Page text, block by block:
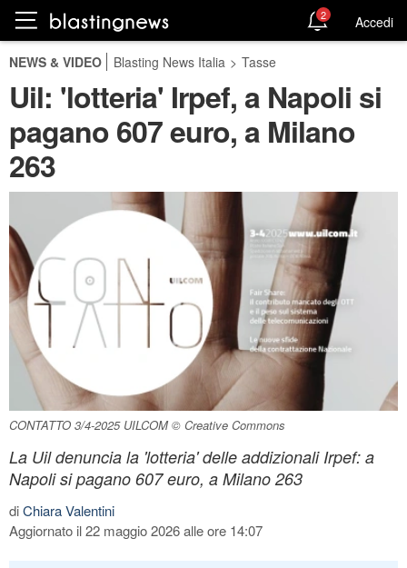
2 Accedi
NEWS & VIDEO Blasting News Italia > Tasse
Uil: 'lotteria' Irpef, a Napoli si
pagano 607 euro, a Milano
263
CONTATTO 3/4-2025 UILCOM © Creative Commons
La Uil denuncia la 'lotteria' delle addizionali Irpef: a
Napoli si pagano 607 euro, a Milano 263
diChiara Valentini
Aggiornato il 22 maggio 2026 alle ore 14:07